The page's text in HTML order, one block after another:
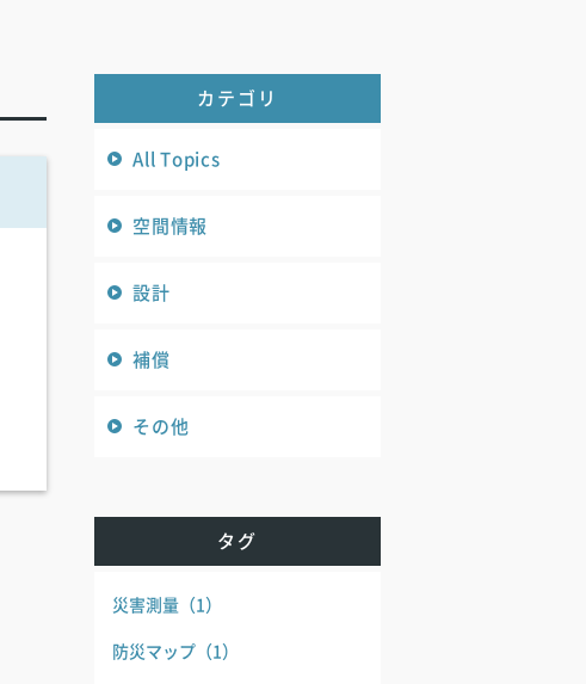
カテゴリ
All Topics
空間情報
設計
補償
その他
タグ
災害測量 （1）
防災マップ （1）